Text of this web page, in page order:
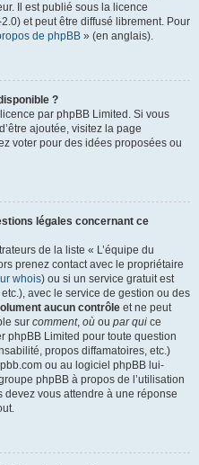
Il est publié sous la licence
et peut être diffusé librement. Pour
de phpBB » (en anglais).
?
par phpBB Limited. Si vous
ajoutée, visitez la page
voter pour des idées proposées ou
légales concernant ce
de la liste « L’équipe du
prenez contact avec le propriétaire
whois) ou si un service gratuit est
avec le service de gestion ou des
aucun contrôle et ne peut
sur comment, où ou par qui ce
phpBB Limited pour toute question
propos diffamatoires, etc.)
ou au logiciel phpBB lui-
phpBB à propos de l’utilisation
devez vous attendre à une réponse